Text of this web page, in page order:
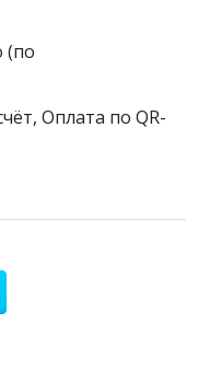
(по
Оплата по QR-